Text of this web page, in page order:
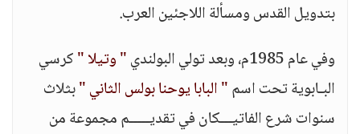
بتدويل القدس ومسألة اللاجئين العرب.
وفي عام 1985م، وبعد تولي البولندي
" وتيلا "كرسي
البـابوية تحت اسم" البابا يوحنا بولس الثاني "بثلاث
سنوات شرع الفاتيـــكان في تقديـــــم مجموعة من